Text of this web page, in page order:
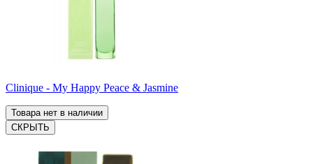
Clinique - My Happy Peace & Jasmine
Товара нет в наличии
СКРЫТЬ